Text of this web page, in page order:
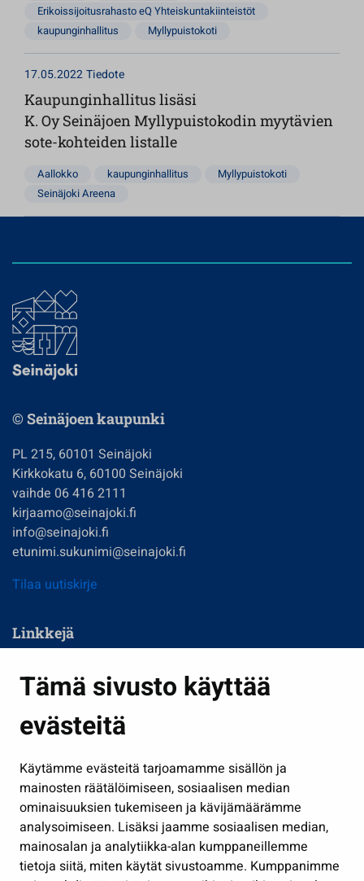
Tämä sivusto käyttää
evästeitä
Käytämme evästeitä tarjoamamme sisällön ja
mainosten räätälöimiseen, sosiaalisen median
ominaisuuksien tukemiseen ja kävijämäärämme
analysoimiseen. Lisäksi jaamme sosiaalisen median,
mainosalan ja analytiikka-alan kumppaneillemme
tietoja siitä, miten käytät sivustoamme. Kumppanimme
Erikoissijoitusrahasto eQ Yhteiskuntakiinteistöt
kaupunginhallitus
Myllypuistokoti
17.05.2022Tiedote
Kaupunginhallitus lisäsi
K. Oy Seinäjoen Myllypuistokodin myytävien
sote-kohteiden listalle
Aallokko kaupunginhallitus
Myllypuistokoti
Seinäjoki Areena
© Seinäjoen kaupunki
PL 215, 60101 Seinäjoki
Kirkkokatu 6, 60100 Seinäjoki
vaihde 06 416 2111
kirjaamo@seinajoki.fi
info@seinajoki.fi
etunimi.sukunimi@seinajoki.fi
Tilaa uutiskirje
Linkkejä
Kasvatus ja opetus
Kulttuuri ja liikunta
Työ ja yrittäminen
Osallistu ja asioi
Näytä omat evästeasetukseni